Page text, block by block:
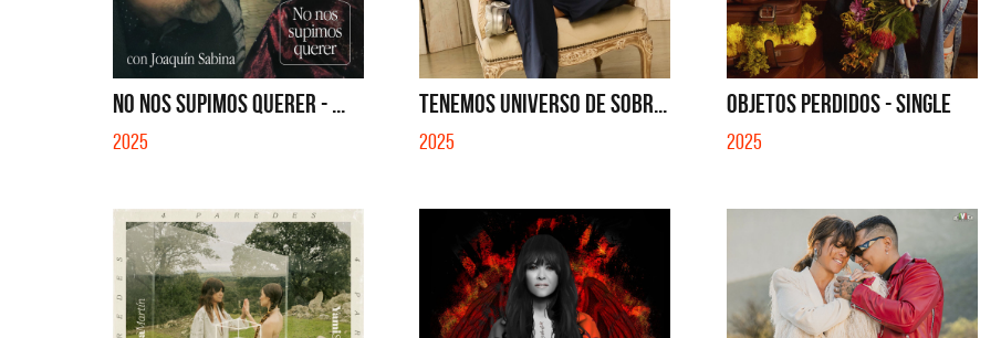
NO NOS SUPIMOS QUERER - ...
2025
TENEMOS UNIVERSO DE SOBR...
2025
OBJETOS PERDIDOS - SINGLE
2025